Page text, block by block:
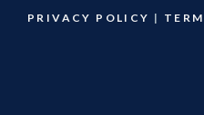
PRIVACY POLICY |